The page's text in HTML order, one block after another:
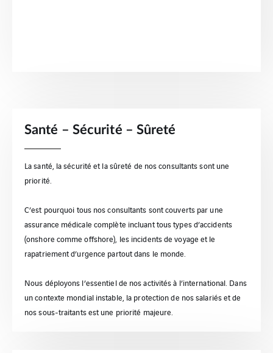
Santé – Sécurité – Sûreté
La santé, la sécurité et la sûreté de nos consultants sont une
priorité.
C’est pourquoi tous nos consultants sont couverts par une
assurance médicale complète incluant tous types d’accidents
(onshore comme offshore), les incidents de voyage et le
rapatriement d’urgence partout dans le monde.
Nous déployons l’essentiel de nos activités à l’international. Dans
un contexte mondial instable, la protection de nos salariés et de
nos sous-traitants est une priorité majeure.